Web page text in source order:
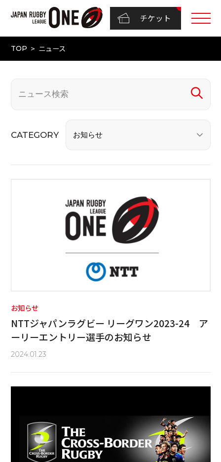
チケット
TOP ニュース
CATEGORY
お知らせ
NTTジャパンラグビー リーグワン2023-24 ア
ーリーエントリー選手のお知らせ
2024.01.23